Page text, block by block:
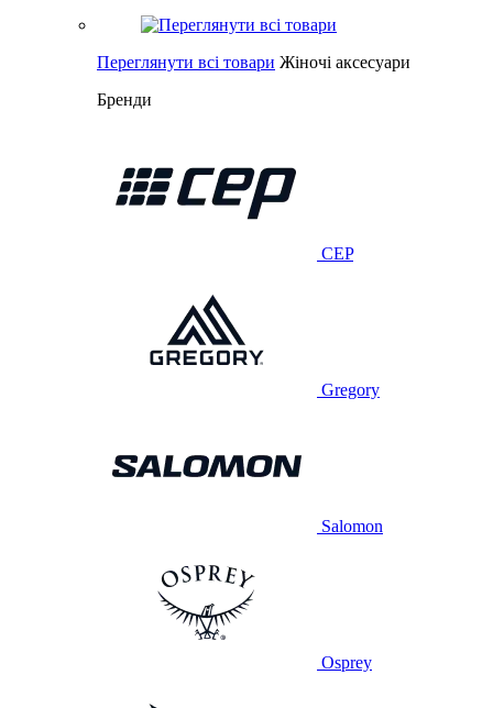
Переглянути всі товари Жіночі аксесуари
Бренди
CEP
Gregory
Salomon
Osprey